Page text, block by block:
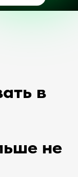
в
не